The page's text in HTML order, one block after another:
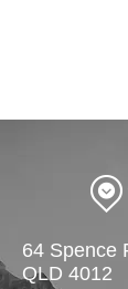
64 Spence
QLD 4012